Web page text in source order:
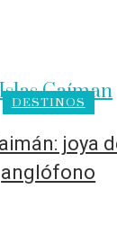
DESTINOS
joya
anglófono